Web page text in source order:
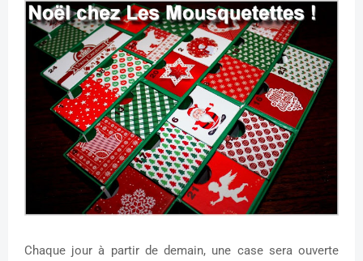
Chaque jour à partir de demain, une case sera ouverte